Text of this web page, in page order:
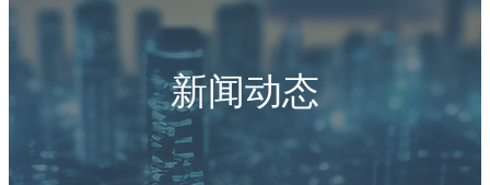
新闻动态